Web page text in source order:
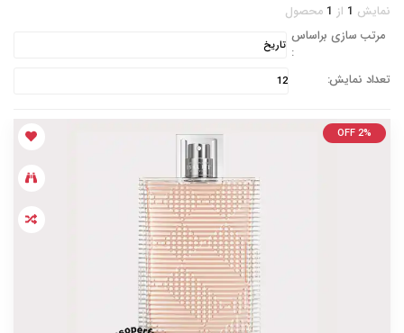
نمایش 1 از 1 محصول
مرتب سازی براساس
:
تعداد نمایش:
OFF 2%